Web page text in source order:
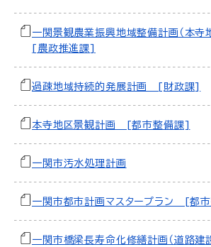
一関景観農業振興地域整備計画（本寺
[農政推進課]
過疎地域持続的発展計画 [財政課]
本寺地区景観計画 [都市整備課]
一関市汚水処理計画
一関市都市計画マスタープラン [都
一関市橋梁長寿命化修繕計画（道路建